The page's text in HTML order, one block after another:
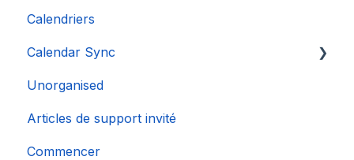
Calendriers
Calendar Sync
Importation de calendriers populaires
Unorganised
Articles de support invité
Commencer